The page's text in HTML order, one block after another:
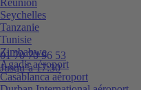
01 70 70 96 53
Jusqu’à 17:30
Seychelles
Tanzanie
Tunisie
Zimbabwe
Agadir aéroport
Casablanca aéroport